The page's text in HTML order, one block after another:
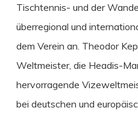
Tischtennis- und der
überregional und
dem Verein an. Theodor
Weltmeister, die Headis-
hervorragende
bei deutschen und